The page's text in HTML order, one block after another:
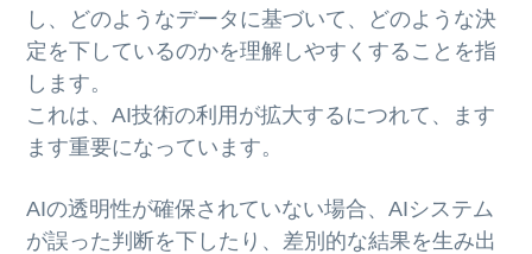
し、どのようなデータに基づいて、どのような決
定を下しているのかを理解しやすくすることを指
します。
これは、AI技術の利用が拡大するにつれて、ます
ます重要になっています。
AIの透明性が確保されていない場合、AIシステム
が誤った判断を下したり、差別的な結果を生み出